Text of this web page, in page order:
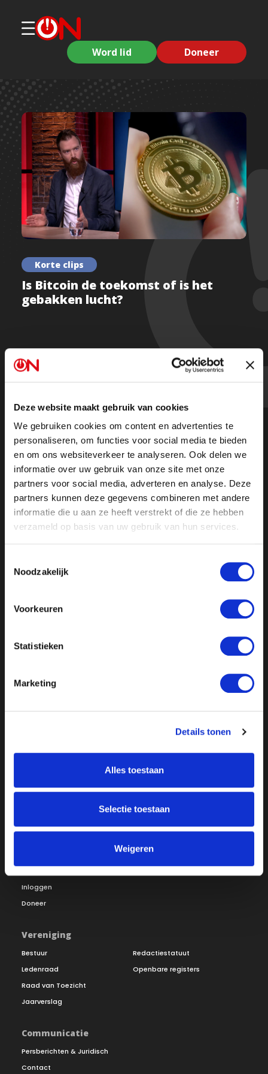
Deze website maakt gebruik van cookies
We gebruiken cookies om content en advertenties te
personaliseren, om functies voor social media te bieden
en om ons websiteverkeer te analyseren. Ook delen we
informatie over uw gebruik van onze site met onze
partners voor social media, adverteren en analyse. Deze
partners kunnen deze gegevens combineren met andere
informatie die u aan ze heeft verstrekt of die ze hebben
verzameld op basis van uw gebruik van hun services.
Noodzakelijk
Voorkeuren
Statistieken
Marketing
Details tonen
Alles toestaan
Selectie toestaan
Weigeren
Word lid Doneer
Korte clips
Is Bitcoin de toekomst of is het
gebakken lucht?
Vanwege de extra zendtijd is Ongehoord Nieuws in
twee delen terug te kijken:
Deel 1
Beluister hem in zijn geheel als podcast terug op
Spotify of in je podcast app.
Inloggen
Doneer
Steunbetuigingen
Vereniging
Bestuur
Ledenraad
Raad van Toezicht
Jaarverslag
Redactiestatuut
Openbare registers
Communicatie
Persberichten & Juridisch
Contact